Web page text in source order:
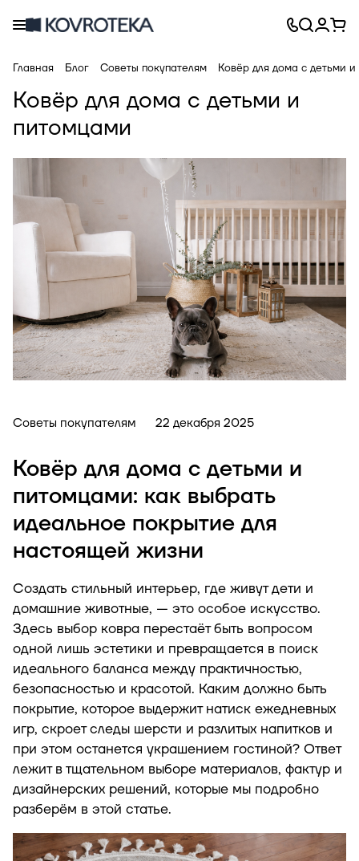
Главная Блог Советы покупателям Ковёр для дома с детьми
Ковёр для дома с детьми и
питомцами
Советы покупателям 22 декабря 2025
Ковёр для дома с детьми и
питомцами: как выбрать
идеальное покрытие для
настоящей жизни
Создать стильный интерьер, где живут дети и
домашние животные, — это особое искусство.
Здесь выбор ковра перестаёт быть вопросом
одной лишь эстетики и превращается в поиск
идеального баланса между практичностью,
безопасностью и красотой. Каким должно быть
покрытие, которое выдержит натиск ежедневных
игр, скроет следы шерсти и разлитых напитков и
при этом останется украшением гостиной? Ответ
лежит в тщательном выборе материалов, фактур и
дизайнерских решений, которые мы подробно
разберём в этой статье.